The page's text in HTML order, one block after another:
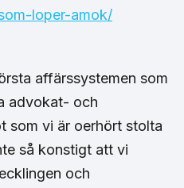
loper-amok/
affärssystemen som
advokat- och
som vi är oerhört stolta
så konstigt att vi
och